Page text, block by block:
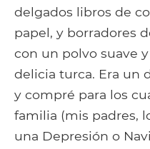
delgados libros de
papel, y borradores
con un polvo suave
delicia turca. Era un
y compré para los
familia (mis padres,
una Depresión o